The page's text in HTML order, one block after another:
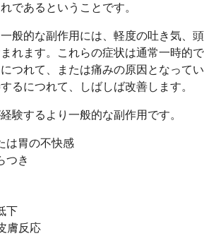
であるということです。
般的な副作用には、軽度の吐き気、頭
れます。これらの症状は通常一時的で
つれて、または痛みの原因となってい
るにつれて、しばしば改善します。
験するより一般的な副作用です。
は胃の不快感
つき
下
膚反応